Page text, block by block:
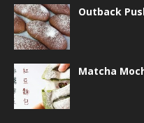
Outback
Matcha